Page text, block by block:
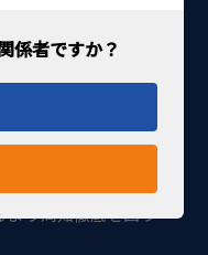
報への不正アクセ
て
蒙活動を推進し、
識向上を目指すとと
よう周知徹底を図り